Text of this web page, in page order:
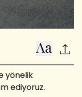
yönelik
ediyoruz.